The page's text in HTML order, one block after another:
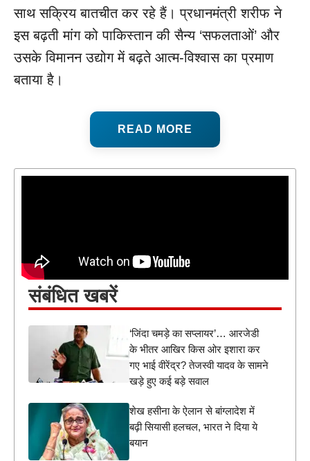
साथ सक्रिय बातचीत कर रहे हैं। प्रधानमंत्री शरीफ ने
इस बढ़ती मांग को पाकिस्तान की सैन्य ‘सफलताओं’ और
उसके विमानन उद्योग में बढ़ते आत्म-विश्वास का प्रमाण
बताया है।
READ MORE
संबंधित खबरें
‘जिंदा चमड़े का सप्लायर’… आरजेडी
के भीतर आखिर किस ओर इशारा कर
गए भाई वीरेंद्र? तेजस्वी यादव के सामने
खड़े हुए कई बड़े सवाल
शेख हसीना के ऐलान से बांग्लादेश में
बढ़ी सियासी हलचल, भारत ने दिया ये
बयान